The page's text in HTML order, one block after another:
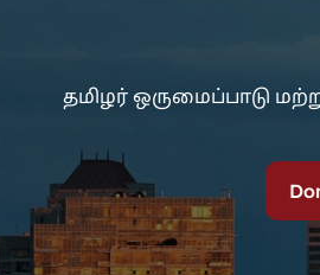
தமிழர் ஒருமைப்பாடு